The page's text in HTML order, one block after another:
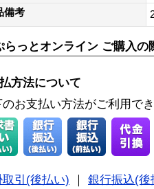
備考
らっとオンライン ご購入の
方法について
のお支払い方法がご利用で
取引(後払い) ｜ 銀行振込(後